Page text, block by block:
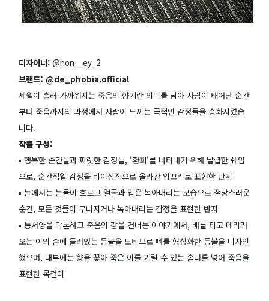
디자이너: @hon__ey_2
브랜드: @de_phobia.official
세월이 흘러 가까워지는 죽음의 향기란 의미를 담아 사람이 태어난 순간
부터 죽음까지의 과정에서 사람이 느끼는 극적인 감정들을 승화시켰습
니다.
작품 구성:
▪️ 행복한 순간들과 짜릿한 감정들, '환희'를 나타내기 위해 날렵한 쉐입
으로, 순간적일 감정을 비이상적으로 올라간 입꼬리로 표현한 반지
▪️ 눈에서는 눈물이 흐르고 얼굴과 입은 녹아내리는 모습으로 절망스러운
순간, 모든 것들이 무너지거나 녹아내리는 감정을 표현한 반지
▪️ 동서양을 막론하고 죽음의 강을 건너는 이야기에서, 배를 타고 데리러
오는 이의 손에 들려있는 등불을 모티브로 뼈를 형상화한 등불을 디자인
했으며, 내부에는 향을 꽂아 죽은 이를 기릴 수 있는 홀더를 넣어 죽음을
표현한 목걸이